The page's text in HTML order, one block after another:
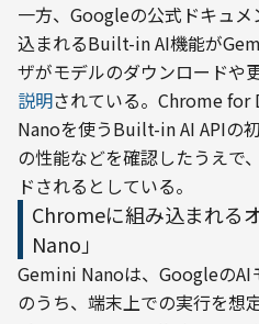
一方、Googleの公式ドキュ
込まれるBuilt-in AI機能が
ザがモデルのダウンロードや
説明されている。Chrome
Nanoを使うBuilt-in AI APIの
の性能などを確認したうえで
ドされるとしている。
Chromeに組み込まれる
Nano」
Gemini Nanoは、Googleの
のうち、端末上での実行を想